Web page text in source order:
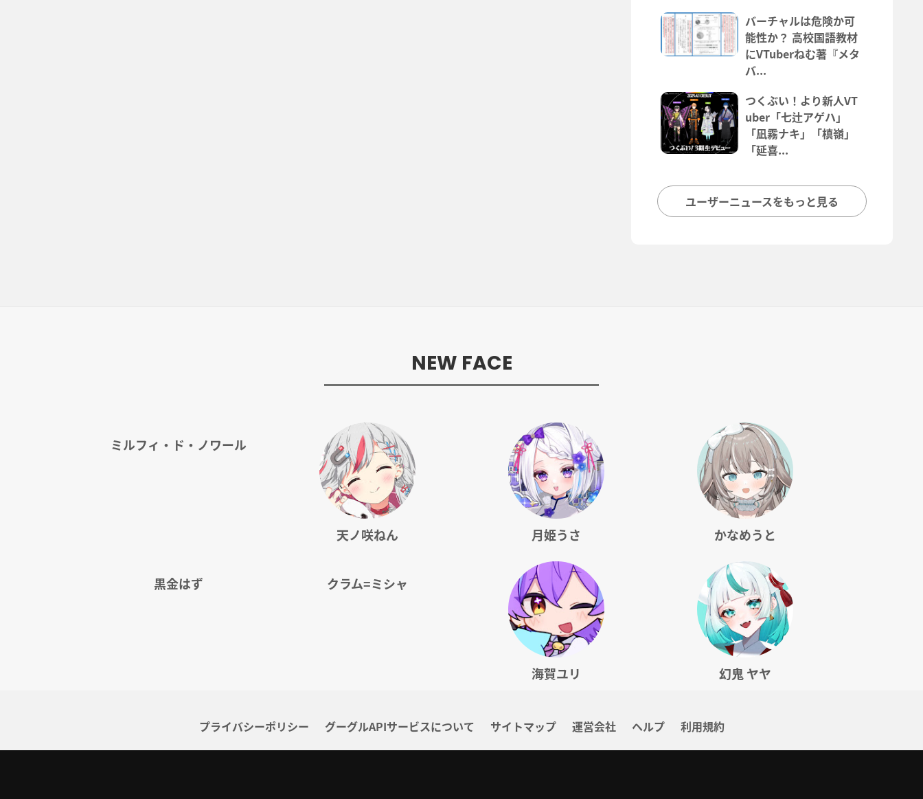
バーチャルは危険か可
能性か？ 高校国語教材
にVTuberねむ著『メタ
バ...
つくぶい！より新人VT
uber「七辻アゲハ」
「凪霧ナキ」「槙嶺」
「延喜...
ユーザーニュースをもっと見る
NEW FACE
ミルフィ・ド・ノワール
天ノ咲ねん 月姫うさ かなめうと
黒金はず クラム=ミシャ
海賀ユリ 幻鬼 ヤヤ
プライバシーポリシー グーグルAPIサービスについて サイトマップ 運営会社 ヘルプ 利用規約